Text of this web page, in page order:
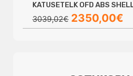
oli:
3923,28€.
KATUSETELK OFD ABS
3039,02€ Algne
hind
2350,00€